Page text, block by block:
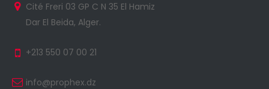
Cité Freri 03 GP C N 35 El Hamiz
Dar El Beida, Alger.
+213 550 07 00 21
info@prophex.dz